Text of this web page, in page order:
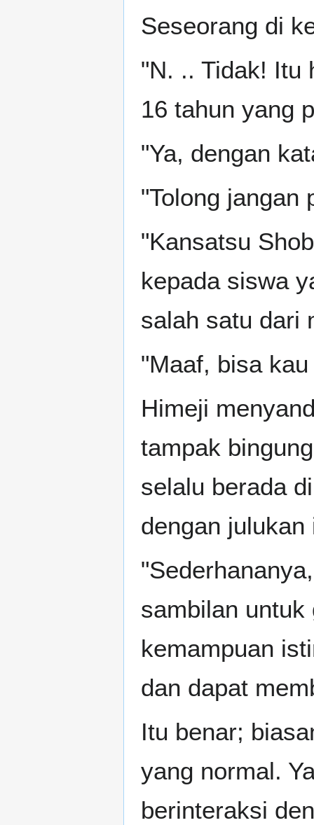
Seseorang di
"N. .. Tidak! Itu
16 tahun yang
"Ya, dengan
"Tolong jangan
"Kansatsu
kepada siswa
salah satu dari
"Maaf, bisa
Himeji
tampak
selalu berada
dengan julukan
sambilan
kemampuan
dan dapat
Itu benar;
yang normal.
berinteraksi